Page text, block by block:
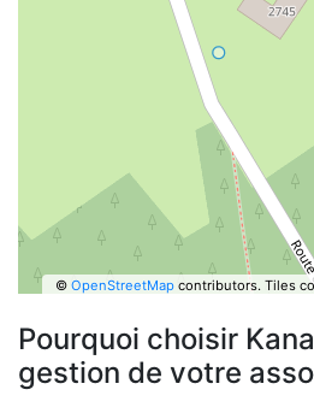
© OpenStreetMapcontributors. Tiles
Pourquoi choisir
gestion de votre